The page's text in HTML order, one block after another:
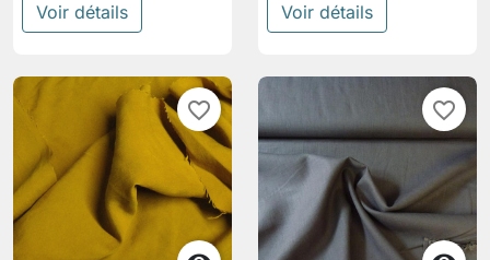
Voir détails Voir détails
favorite_border favorite_border